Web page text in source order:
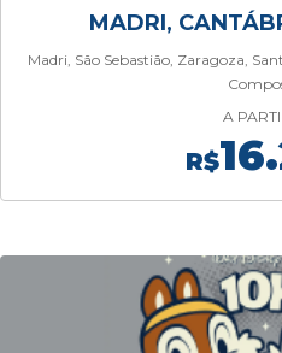
MADRI,
Madri, São Sebastião, Zaragoza,
A
R$